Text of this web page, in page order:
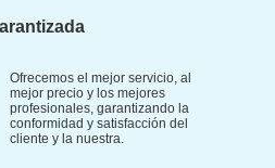
Ofrecemos el mejor servicio, al
mejor precio y los mejores
profesionales, garantizando la
conformidad y satisfacción del
cliente y la nuestra.